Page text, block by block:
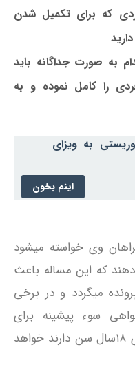
که برای تکمیل شدن
به صورت جداگانه باید
را کامل نموده و به
به ویزای
اینم بخون
وی خواسته میشود
دهند که این مساله باعث
میگردد و در برخی
سوء پیشینه برای
متقاضی و اعضای خانواده که بالای ۱۸سال سن دارند خواهد